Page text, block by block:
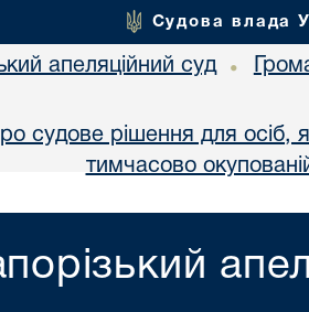
Судова влада
апеляційний суд •
судове рішення для осіб,
тимчасово